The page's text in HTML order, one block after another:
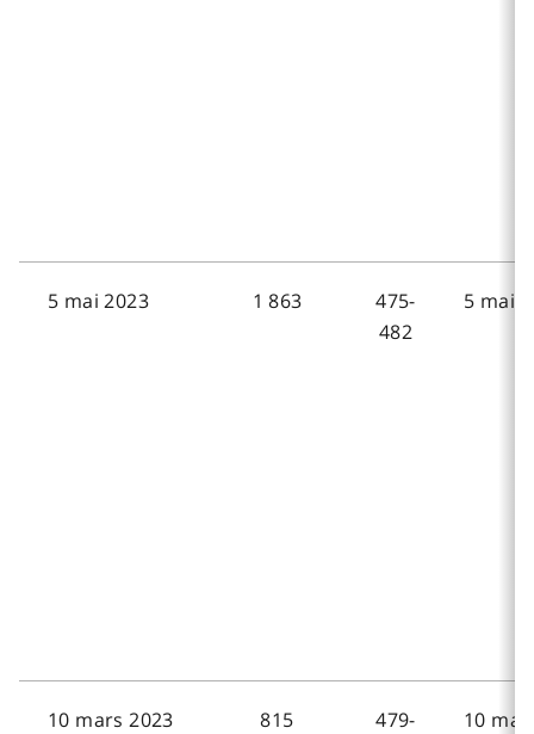
5 mai 2023 1 863
475-
482
5 mai
10 mars 2023 815
479-
10